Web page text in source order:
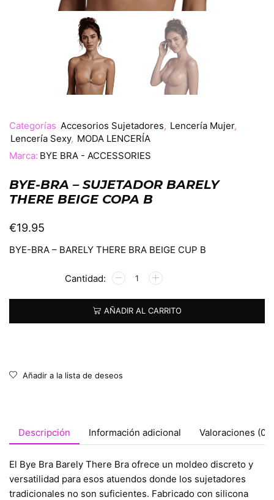
Categorías Accesorios Sujetadores, Lencería Mujer,
Lencería Sexy, MODA LENCERÍA
Marca: BYE BRA - ACCESSORIES
BYE-BRA – SUJETADOR BARELY
THERE BEIGE COPA B
€19.95
BYE-BRA – BARELY THERE BRA BEIGE CUP B
AÑADIR AL CARRITO
Alternative:
Añadir a la lista de deseos
Descripción Información adicional Valoraciones (0)
El Bye Bra Barely There Bra ofrece un moldeo discreto y
versatilidad para esos atuendos donde los sujetadores
tradicionales no son suficientes. Fabricado con silicona